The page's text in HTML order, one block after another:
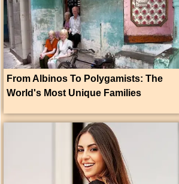
From Albinos To Polygamists: The
World's Most Unique Families